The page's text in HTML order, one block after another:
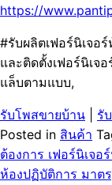
https://
#รับผลิตเฟอร์นิเจอ
และติดตั้งเฟอร์นิเจ
แล็บตามแบบ,
รับโพสขายบ้าน
รั
Posted in สินค้า
ต้องการ เฟอร์นิเจ
ห้องปฏิบัติการ มาต